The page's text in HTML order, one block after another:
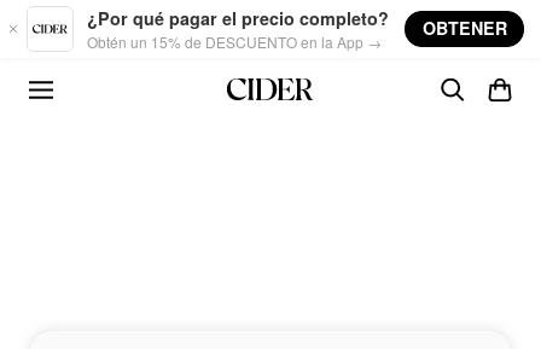
Skip to main content
¿Por qué pagar el precio completo?
Obtén un 15% de DESCUENTO en la App →
OBTENER